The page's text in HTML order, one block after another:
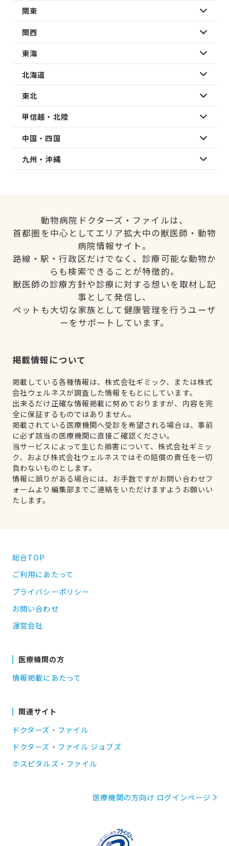
関東
関西
東海
北海道
東北
甲信越・北陸
中国・四国
九州・沖縄
動物病院ドクターズ・ファイルは、
首都圏を中心としてエリア拡大中の獣医師・動物
病院情報サイト。
路線・駅・行政区だけでなく、診療可能な動物か
らも検索できることが特徴的。
獣医師の診療方針や診療に対する想いを取材し記
事として発信し、
ペットも大切な家族として健康管理を行うユーザ
ーをサポートしています。
掲載情報について
掲載している各種情報は、株式会社ギミック、または株式
会社ウェルネスが調査した情報をもとにしています。
出来るだけ正確な情報掲載に努めておりますが、内容を完
全に保証するものではありません。
掲載されている医療機関へ受診を希望される場合は、事前
に必ず該当の医療機関に直接ご確認ください。
当サービスによって生じた損害について、株式会社ギミッ
ク、および株式会社ウェルネスではその賠償の責任を一切
負わないものとします。
情報に誤りがある場合には、お手数ですがお問い合わせフ
ォームより編集部までご連絡をいただけますようお願いい
たします。
総合TOP
ご利用にあたって
プライバシーポリシー
お問い合わせ
運営会社
医療機関の方
情報掲載にあたって
関連サイト
ドクターズ・ファイル
ドクターズ・ファイル ジョブズ
ホスピタルズ・ファイル
医療機関の方向け ログインページ